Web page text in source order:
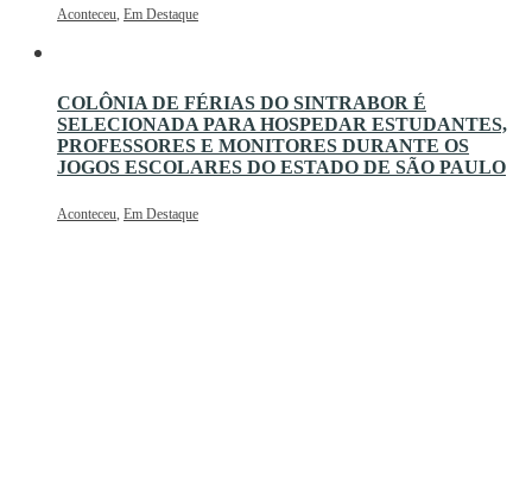
Aconteceu, Em Destaque
COLÔNIA DE FÉRIAS DO SINTRABOR É
SELECIONADA PARA HOSPEDAR ESTUDANTES,
PROFESSORES E MONITORES DURANTE OS
JOGOS ESCOLARES DO ESTADO DE SÃO PAULO
Aconteceu, Em Destaque